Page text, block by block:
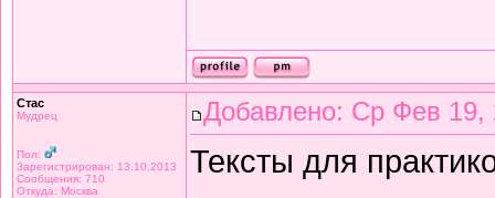
Стас
Мудрец
Пол:
Зарегистрирован: 13.10.2013
Сообщения: 710
Откуда: Москва
Добавлено: Ср Фев 19,
Тексты для